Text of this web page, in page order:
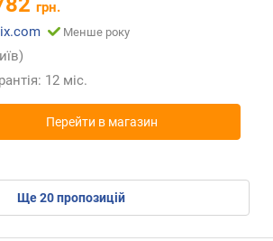
грн.
Менше року
12 міс.
Перейти в магазин
ще20пропозицій